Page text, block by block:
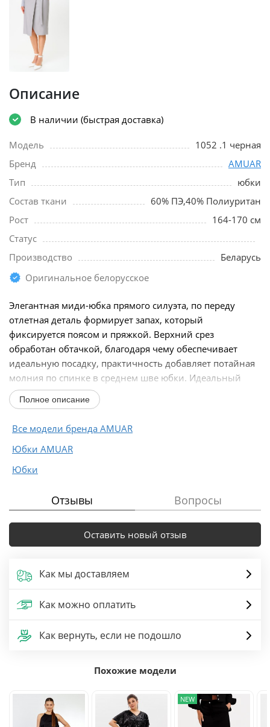
Описание
В наличии (быстрая доставка)
Модель
1052 .1 черная
Бренд
AMUAR
Тип
юбки
Состав ткани
60% ПЭ,40% Полиуритан
Рост
164-170 см
Статус
Производство
Беларусь
Оригинальное белорусское
Элегантная миди-юбка прямого силуэта, по переду
отлетная деталь формирует запах, который
фиксируется поясом и пряжкой. Верхний срез
обработан обтачкой, благодаря чему обеспечивает
идеальную посадку, практичность добавляет потайная
молния по спинке в среднем шве юбки. Идеальный
выбор...
Полное описание
Все модели бренда AMUAR
Юбки AMUAR
Юбки
Отзывы Вопросы
Оставить новый отзыв
Как мы доставляем
Как можно оплатить
Как вернуть, если не подошло
Похожие модели
NEW